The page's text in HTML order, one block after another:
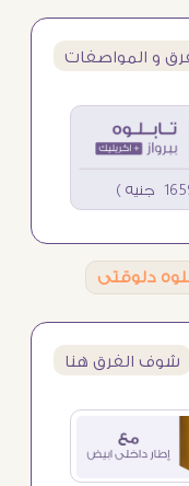
و المواصفات
دلوقتى
شوف الفرق هنا